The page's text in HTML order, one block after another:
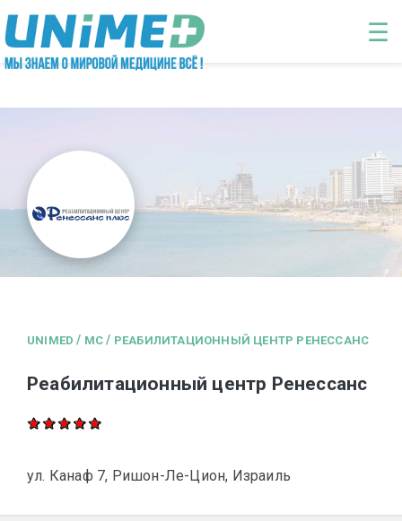
Перейти к основному содержанию
☰
UNIMED / MC / РЕАБИЛИТАЦИОННЫЙ ЦЕНТР РЕНЕССАНС
Реабилитационный центр Ренессанс
ул. Канаф 7, Ришон-Ле-Цион, Израиль